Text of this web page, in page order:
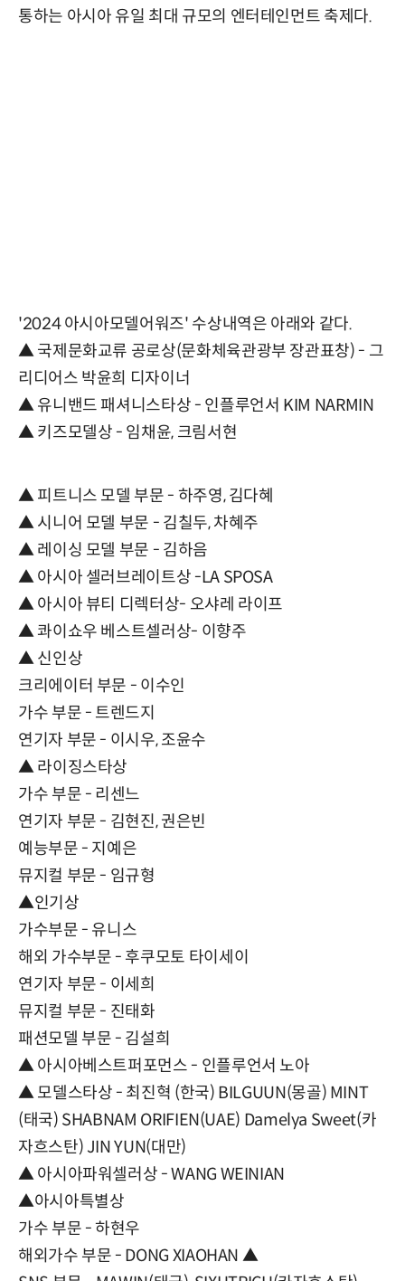
통하는 아시아 유일 최대 규모의 엔터테인먼트 축제다.
'2024 아시아모델어워즈' 수상내역은 아래와 같다.
▲ 국제문화교류 공로상(문화체육관광부 장관표창) - 그
리디어스 박윤희 디자이너
▲ 유니밴드 패셔니스타상 - 인플루언서 KIM NARMIN
▲ 키즈모델상 - 임채윤, 크림서현
▲ 피트니스 모델 부문 - 하주영, 김다혜
▲ 시니어 모델 부문 - 김칠두, 차혜주
▲ 레이싱 모델 부문 - 김하음
▲ 아시아 셀러브레이트상 -LA SPOSA
▲ 아시아 뷰티 디렉터상- 오샤레 라이프
▲ 콰이쇼우 베스트셀러상- 이향주
▲ 신인상
크리에이터 부문 - 이수인
가수 부문 - 트렌드지
연기자 부문 - 이시우, 조윤수
▲ 라이징스타상
가수 부문 - 리센느
연기자 부문 - 김현진, 권은빈
예능부문 - 지예은
뮤지컬 부문 - 임규형
▲인기상
가수부문 - 유니스
해외 가수부문 - 후쿠모토 타이세이
연기자 부문 - 이세희
뮤지컬 부문 - 진태화
패션모델 부문 - 김설희
▲ 아시아베스트퍼포먼스 - 인플루언서 노아
▲ 모델스타상 - 최진혁 (한국) BILGUUN(몽골) MINT
(태국) SHABNAM ORIFIEN(UAE) Damelya Sweet(카
자흐스탄) JIN YUN(대만)
▲ 아시아파워셀러상 - WANG WEINIAN
▲아시아특별상
가수 부문 - 하현우
해외가수 부문 - DONG XIAOHAN ▲